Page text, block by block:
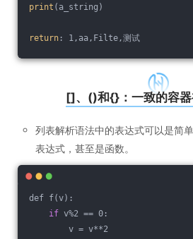
print (a_string)
return : 1,aa,Filte,测试
[]、()和{}：一致的容
列表解析语法中的表达式可以是简
表达式，甚至是函数。
def f(v):
if v%2 == 0:
v = v**2